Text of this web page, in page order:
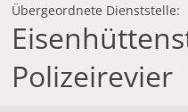
Übergeordnete Dienststelle:
Polizeirevier